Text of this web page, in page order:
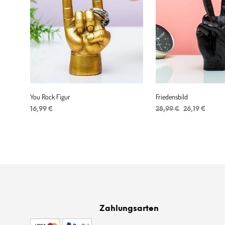
You Rock Figur
16,99 €
Friedensbild
28,99€ 26,19 €
Zahlungsarten